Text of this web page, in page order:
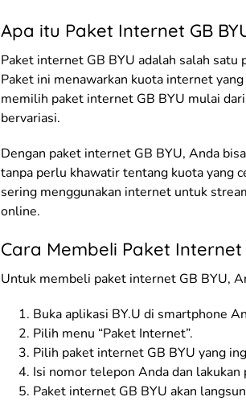
Apa itu Paket Internet GB
Paket internet GB BYU adalah salah
Paket ini menawarkan kuota internet
memilih paket internet GB BYU mulai
bervariasi.
Dengan paket internet GB BYU, Anda
tanpa perlu khawatir tentang kuota yang
sering menggunakan internet untuk
online.
Cara Membeli Paket Internet
Untuk membeli paket internet GB BYU,
Buka aplikasi BY.U di smartphone
Pilih menu “Paket Internet”.
Pilih paket internet GB BYU yang
Isi nomor telepon Anda dan
Paket internet GB BYU akan